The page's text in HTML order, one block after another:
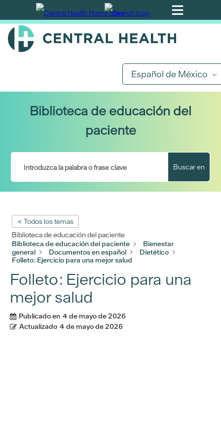
Ir
al
contenido
Español de México
Biblioteca de educación del
paciente
Buscar en
< Todos los temas
Biblioteca de educación del paciente
Biblioteca de educación del paciente
Bienestar
general
Documentos en español
Dietético
Folleto: Ejercicio para una mejor salud
Folleto: Ejercicio para una
mejor salud
Publicado en 4 de mayo de 2026
Actualizado 4 de mayo de 2026